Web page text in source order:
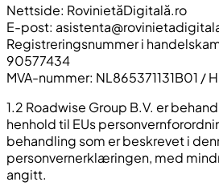
Nettside: RovinietăDigitală.ro
E-post:
Registreringsnummer i
90577434
MVA-nummer: NL865371131B01 /
1.2 Roadwise Group B.V. er
henhold til EUs
behandling som er beskrevet i
personvernerklæringen, med
angitt.